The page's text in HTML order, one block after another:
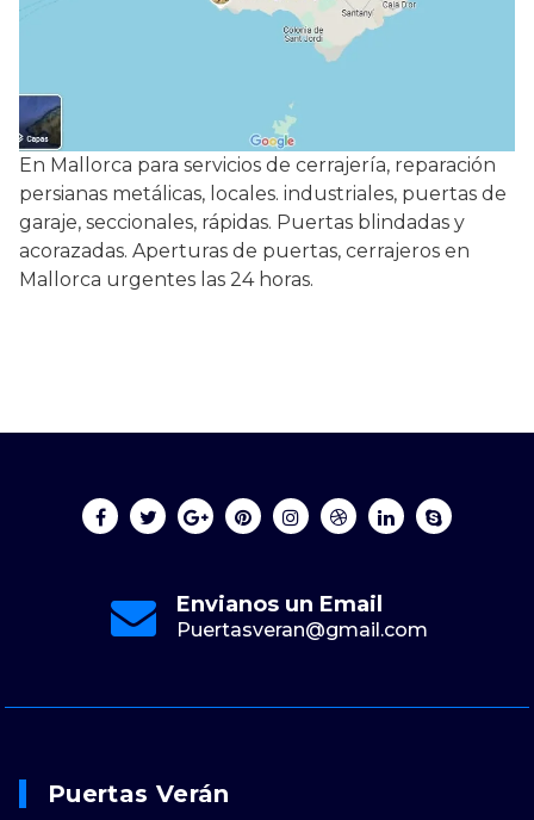
En Mallorca para servicios de cerrajería, reparación
persianas metálicas, locales. industriales, puertas de
garaje, seccionales, rápidas. Puertas blindadas y
acorazadas. Aperturas de puertas, cerrajeros en
Mallorca urgentes las 24 horas.
Envianos un Email
Puertasveran@gmail.com
Puertas Verán